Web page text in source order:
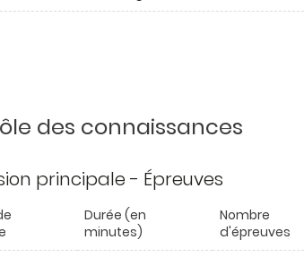
des connaissances
principale - Épreuves
Durée (en
minutes)
Nombre
d'épreuves